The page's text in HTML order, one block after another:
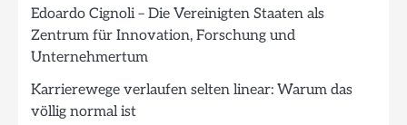
Edoardo Cignoli – Die Vereinigten Staaten als
Zentrum für Innovation, Forschung und
Unternehmertum
Karrierewege verlaufen selten linear: Warum das
völlig normal ist